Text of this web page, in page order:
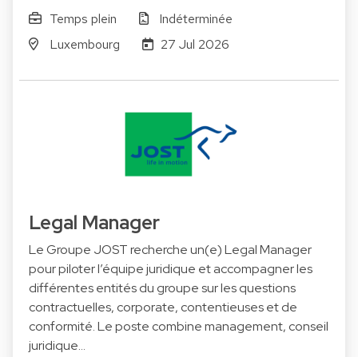
Temps plein
Indéterminée
Luxembourg
27 Jul 2026
Legal Manager
Le Groupe JOST recherche un(e) Legal Manager
pour piloter l’équipe juridique et accompagner les
différentes entités du groupe sur les questions
contractuelles, corporate, contentieuses et de
conformité. Le poste combine management, conseil
juridique…